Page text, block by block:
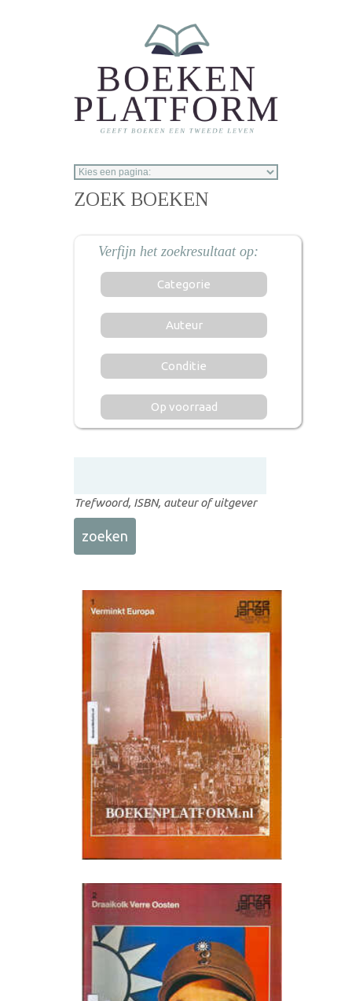
ZOEK BOEKEN
Categorie
Auteur
Conditie
Op voorraad
Trefwoord, ISBN, auteur of uitgever